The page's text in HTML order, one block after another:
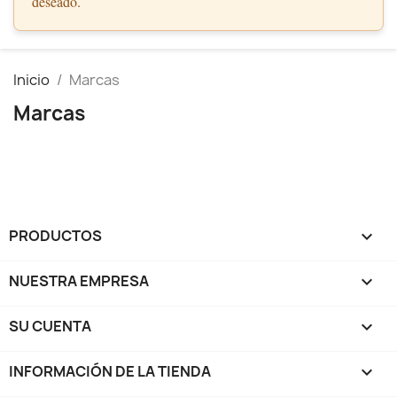
Inicio Marcas
Marcas
PRODUCTOS 
NUESTRA EMPRESA 
SU CUENTA 
INFORMACIÓN DE LA TIENDA keyboard_arrow_down